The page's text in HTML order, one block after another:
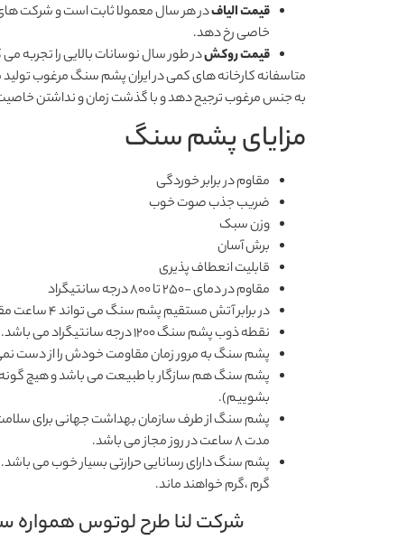
قیمت الیافدر هر سال معمولا ثابت است و شرکت های
خاصی رخ دهد.
قیمت روکشدر طور سال نوسانات بالایی را تجربه
متاسفانه کارخانه های کمی در ایران پشم سنگ مرغوب
به جنس مرغوب ترجیح دهد و با گذشت زمان و نداشتن
مزایای پشم سنگ
مقاوم در برابر خوردگی
ضریب جذب صوت خوب
وزن سبک
برش آسان
قابلیت انعطاف پذیری
مقاوم در دمای -250 تا 800 درجه سانتیگراد
در برابر آتش مستقیم پشم سنگ می تواند 4 ساعت مقاومت از خود نشان دهد.
نقطه ذوب پشم سنگ 1200 درجه سانتیگراد می باشد.
پشم سنگ به مرور زمان مقاومت خودش را از دست
پشم سنگ هم سازگار با طبیعت می باشد و هیچ گونه
بشوییم).
مدت 8 ساعت در روز مجاز می باشد.
پشم سنگ دارای رسانایی حرارتی بسیار خوب می
گرم ،گرم خواهند ماند.
شرکت لنا طرح لوتوس همواره